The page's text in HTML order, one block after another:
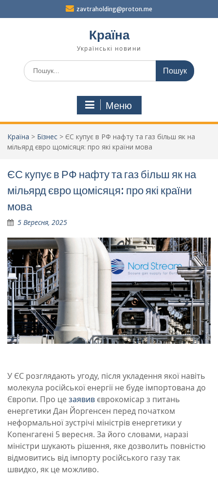
zavtraholding@proton.me
Країна
Українські новини
Шукати:
Меню
Країна > Бізнес > ЄС купує в РФ нафту та газ більш як на
мільярд євро щомісяця: про які країни мова
ЄС купує в РФ нафту та газ більш як на
мільярд євро щомісяця: про які країни
мова
5 Вересня, 2025
У ЄС розглядають угоду, після укладення якої навіть
молекула російської енергії не буде імпортована до
Європи. Про цезаявив єврокомісар з питань
енергетики Дан Йоргенсен перед початком
неформальної зустрічі міністрів енергетики у
Копенгагені 5 вересня. За його словами, наразі
міністри шукають рішення, яке дозволить повністю
відмовитись від імпорту російського газу так
швидко, як це можливо.